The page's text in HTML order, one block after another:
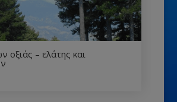
οξιάς – ελάτης και